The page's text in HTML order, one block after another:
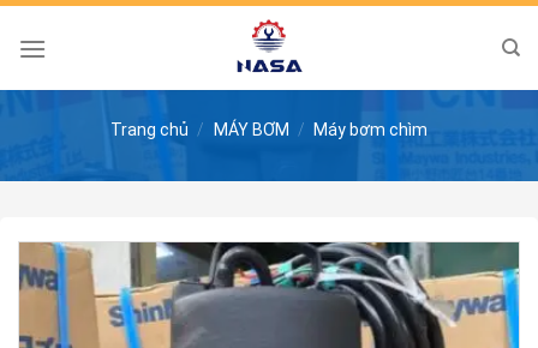
Skip
Trang chủ / MÁY BƠM / Máy bơm chìm